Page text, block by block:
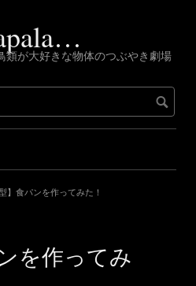
類が大好きな物体のつぶやき劇場
型】食パンを作ってみた！
を作ってみ